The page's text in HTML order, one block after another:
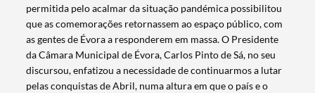
permitida pelo acalmar da situação pandémica possibilitou
que as comemorações retornassem ao espaço público, com
as gentes de Évora a responderem em massa. O Presidente
da Câmara Municipal de Évora, Carlos Pinto de Sá, no seu
discursou, enfatizou a necessidade de continuarmos a lutar
pelas conquistas de Abril, numa altura em que o país e o